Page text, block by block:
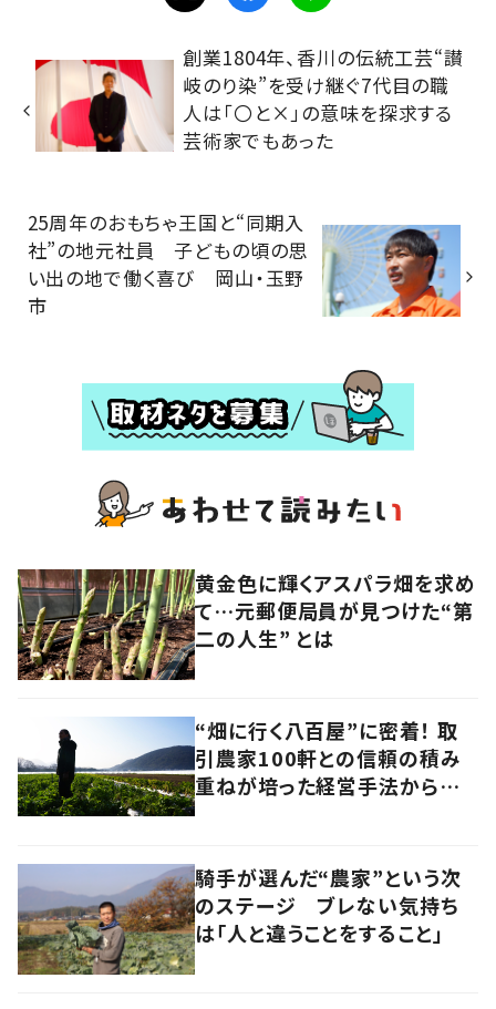
創業1804年、香川の伝統工芸“讃
岐のり染”を受け継ぐ7代目の職
人は「〇と×」の意味を探求する
芸術家でもあった
25周年のおもちゃ王国と“同期入
社”の地元社員 子どもの頃の思
い出の地で働く喜び 岡山・玉野
市
黄金色に輝くアスパラ畑を求め
て…元郵便局員が見つけた“第
二の人生” とは
“畑に行く八百屋”に密着！ 取
引農家100軒との信頼の積み
重ねが培った経営手法から見
騎手が選んだ“農家”という次
のステージ ブレない気持ち
は「人と違うことをすること」